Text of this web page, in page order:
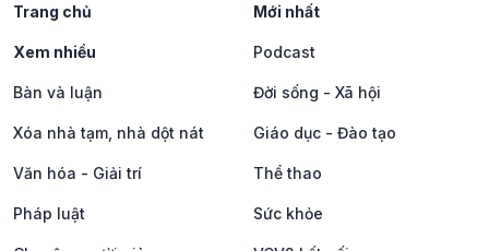
Trang chủ Mới nhất
Xem nhiều Podcast
Bàn và luận Đời sống - Xã hội
Xóa nhà tạm, nhà dột nát Giáo dục - Đào tạo
Văn hóa - Giải trí Thể thao
Pháp luật Sức khỏe